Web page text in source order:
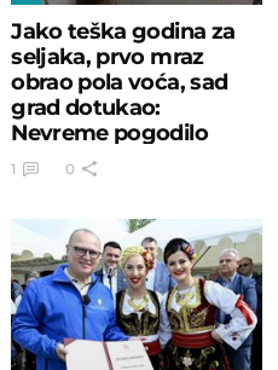
Jako teška godina za
seljaka, prvo mraz
obrao pola voća, sad
grad dotukao:
Nevreme pogodilo
delove Šumadije
1 0